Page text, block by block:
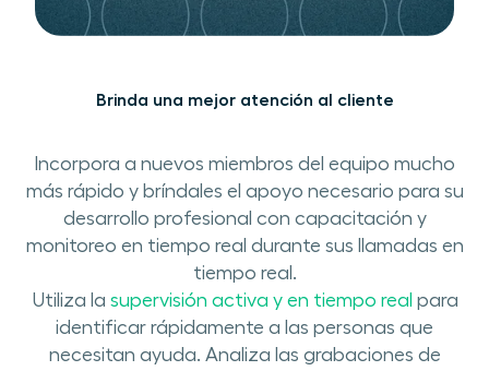
Brinda una mejor ​atención al cliente
Incorpora a nuevos ​miembros del equipo ​mucho
más rápido ​y ​bríndales​ ​el apoyo necesario para su
desarrollo ​profesional ​con capacitación ​y
monitoreo en tiempo real durante sus llamadas ​​en
tiempo real.
Utiliza la supervisión ​activa y en tiempo real para
identificar rápidamente a las personas que
necesitan ayuda​. Analiza las grabaciones de